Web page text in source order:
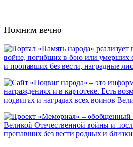
Помним вечно